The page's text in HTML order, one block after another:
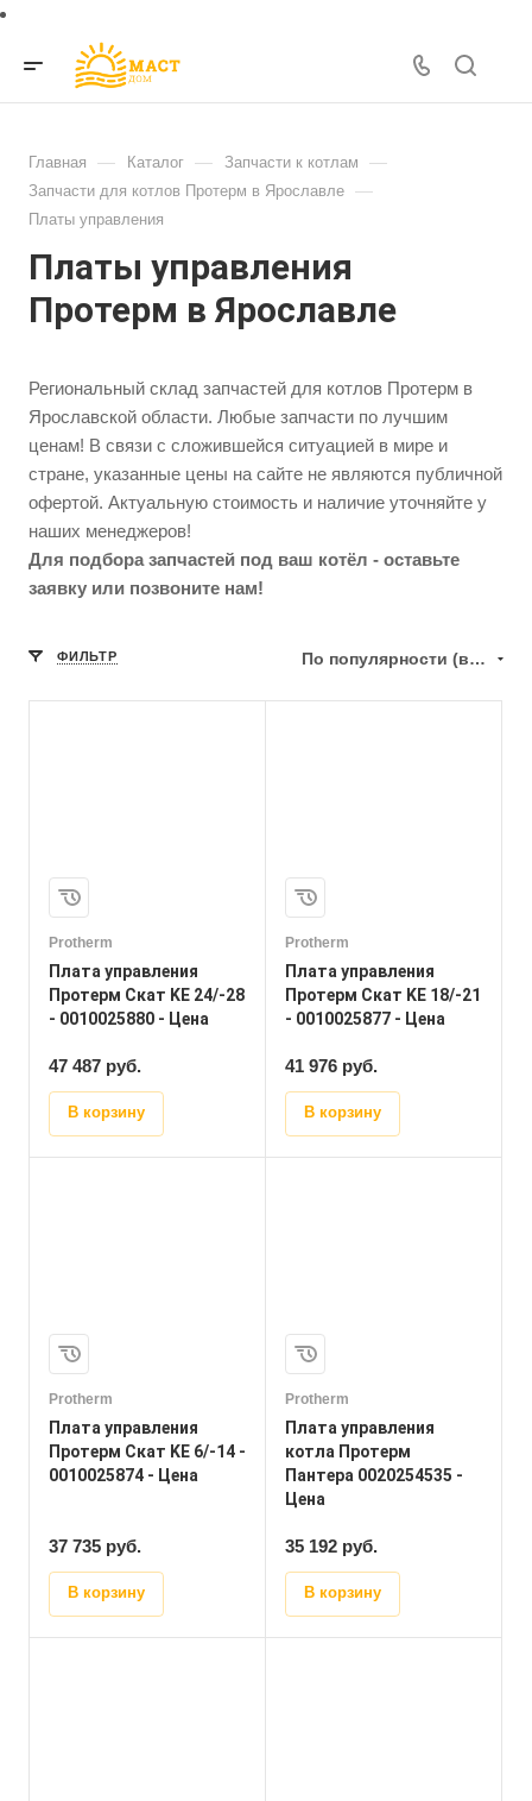
Главная — Каталог — Запчасти к котлам —
Запчасти для котлов Протерм в Ярославле —
Платы управления
Платы управления
Протерм в Ярославле
Региональный склад запчастей для котлов Протерм в
Ярославской области. Любые запчасти по лучшим
ценам! В связи с сложившейся ситуацией в мире и
стране, указанные цены на сайте не являются публичной
офертой. Актуальную стоимость и наличие уточняйте у
наших менеджеров!
Для подбора запчастей под ваш котёл - оставьте
заявку или позвоните нам!
ФИЛЬТР По популярности (возрастание)
Protherm
Плата управления
Протерм Скат KE 24/-28
- 0010025880 - Цена
47 487 руб.
В корзину
Protherm
Плата управления
Протерм Скат KE 18/-21
- 0010025877 - Цена
41 976 руб.
В корзину
Protherm
Плата управления
Протерм Скат KE 6/-14 -
0010025874 - Цена
37 735 руб.
В корзину
Protherm
Плата управления
котла Протерм
Пантера 0020254535 -
Цена
35 192 руб.
В корзину